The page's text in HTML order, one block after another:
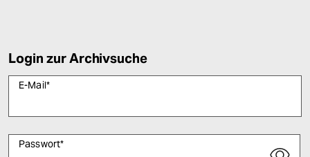
Login zur Archivsuche
E-Mail*
Passwort*